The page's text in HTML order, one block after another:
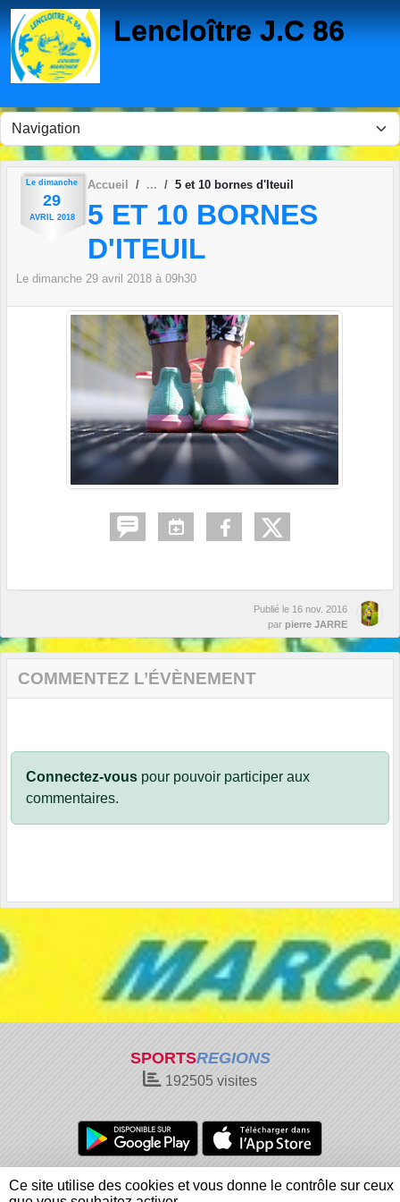
Lencloître J.C 86
Le dimanche
29
AVRIL 2018
Accueil 5 et 10 bornes d'Iteuil
5 ET 10 BORNES
D'ITEUIL
Le dimanche 29 avril 2018 à 09h30
Publié le 16 nov. 2016
par pierre JARRE
COMMENTEZ L’ÉVÈNEMENT
Connectez-vous pour pouvoir participer aux
commentaires.
SPORTSREGIONS
192505 visites
Charte cookies
Gestion des cookies
Panneau de gestion des cookies
Ce site utilise des cookies et vous donne le contrôle sur ceux